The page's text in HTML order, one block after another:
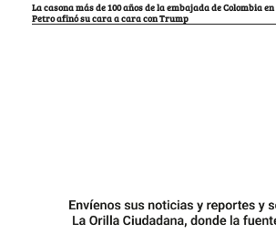
La casona más de 100 años de la embajada de Colombia
Petro afinó su cara a cara con Trump